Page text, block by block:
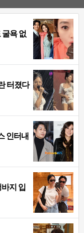
굴욕 없
터졌다
인터내
지 입